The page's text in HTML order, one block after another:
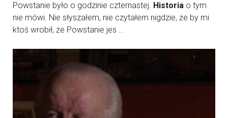
Powstanie było o godzinie czternastej. Historia o tym
nie mówi. Nie słyszałem, nie czytałem nigdzie, że by mi
ktoś wrobił, że Powstanie jes ...